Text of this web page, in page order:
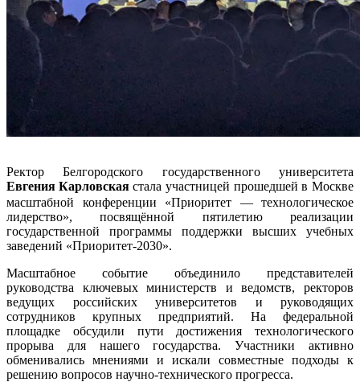
Ректор Белгородского государственного университета
Евгения Карловскаястала участницей прошедшей в Москве
масштабной конференции «Приоритет — технологическое
лидерство», посвящённой пятилетию реализации
государственной программы поддержки высших учебных
заведений «Приоритет-2030».
Масштабное событие объединило представителей
руководства ключевых министерств и ведомств, ректоров
ведущих российских университетов и руководящих
сотрудников крупных предприятий. На федеральной
площадке обсудили пути достижения технологического
прорыва для нашего государства. Участники активно
обменивались мнениями и искали совместные подходы к
решению вопросов научно-технического прогресса.